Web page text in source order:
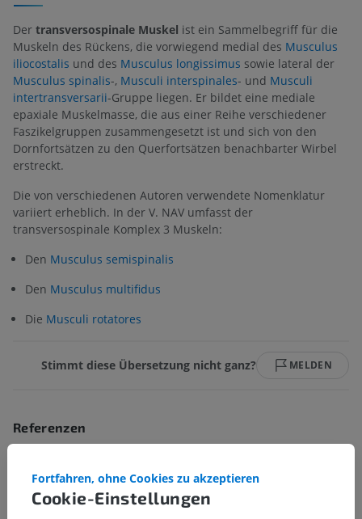
Der transversospinale Muskel ist ein Sammelbegriff für die
Muskeln des Rückens, die vorwiegend medial des Musculus
iliocostalis und des Musculus longissimus sowie lateral der
Musculus spinalis-, Musculi interspinales- und Musculi
intertransversarii-Gruppe liegen. Er bildet eine mediale
epaxiale Muskelmasse, die aus einer Reihe verschiedener
Faszikelgruppen zusammengesetzt ist und sich von den
Dornfortsätzen zu den Querfortsätzen benachbarter Wirbel
erstreckt.
Die von verschiedenen Autoren verwendete Nomenklatur
variiert erheblich. In der V. NAV umfasst der
transversospinale Komplex 3 Muskeln:
Den Musculus semispinalis
Den Musculus multifidus
Die Musculi rotatores
Stimmt diese Übersetzung nicht ganz? MELDEN
Referenzen
Cookie-Einstellungen
Fortfahren, ohne Cookies zu akzeptieren